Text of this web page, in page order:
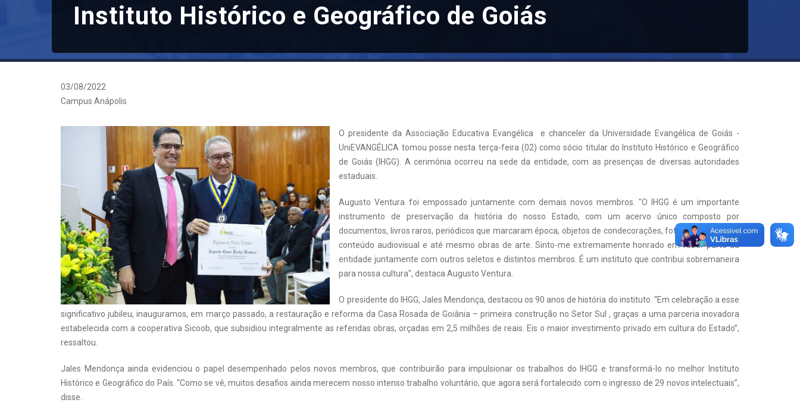
Instituto Histórico e Geográfico de Goiás
03/08/2022
Campus Anápolis
O presidente da Associação Educativa Evangélica e chanceler da Universidade Evangélica de Goiás -
UniEVANGÉLICA tomou posse nesta terça-feira (02) como sócio titular do Instituto Histórico e Geográfico
de Goiás (IHGG). A cerimônia ocorreu na sede da entidade, com as presenças de diversas autoridades
estaduais.
Augusto Ventura foi empossado juntamente com demais novos membros. "O IHGG é um importante
instrumento de preservação da história do nosso Estado, com um acervo único composto por
documentos, livros raros, periódicos que marcaram época, objetos de condecorações, fotografias antigas,
conteúdo audiovisual e até mesmo obras de arte. Sinto-me extremamente honrado em fazer parte da
entidade juntamente com outros seletos e distintos membros. É um instituto que contribui sobremaneira
para nossa cultura", destaca Augusto Ventura.
O presidente do IHGG, Jales Mendonça, destacou os 90 anos de história do instituto. “Em celebração a esse
significativo jubileu, inauguramos, em março passado, a restauração e reforma da Casa Rosada de Goiânia – primeira construção no Setor Sul , graças a uma parceria inovadora
estabelecida com a cooperativa Sicoob, que subsidiou integralmente as referidas obras, orçadas em 2,5 milhões de reais. Eis o maior investimento privado em cultura do Estado”,
ressaltou.
Jales Mendonça ainda evidenciou o papel desempenhado pelos novos membros, que contribuirão para impulsionar os trabalhos do IHGG e transformá-lo no melhor Instituto
Histórico e Geográfico do País. “Como se vê, muitos desafios ainda merecem nosso intenso trabalho voluntário, que agora será fortalecido com o ingresso de 29 novos intelectuais”,
disse.